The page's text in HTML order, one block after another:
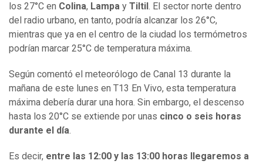
los 27°C en Colina, Lampa y Tiltil. El sector norte dentro
del radio urbano, en tanto, podría alcanzar los 26°C,
mientras que ya en el centro de la ciudad los termómetros
podrían marcar 25°C de temperatura máxima.
Según comentó el meteorólogo de Canal 13 durante la
mañana de este lunes en T13 En Vivo, esta temperatura
máxima debería durar una hora. Sin embargo, el descenso
hasta los 20°C se extiende por unas cinco o seis horas
durante el día.
Es decir, entre las 12:00 y las 13:00 horas llegaremos a